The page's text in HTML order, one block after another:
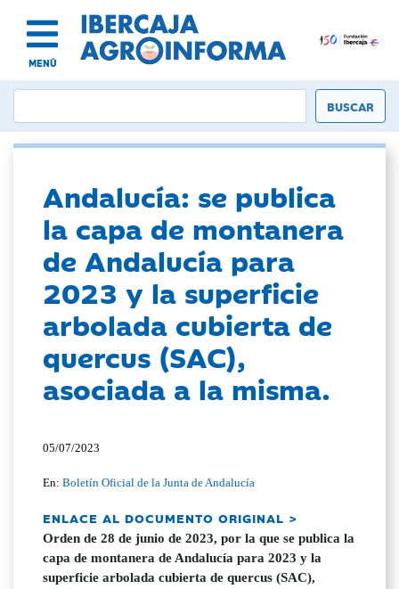
MENÚ
Andalucía: se publica
la capa de montanera
de Andalucía para
2023 y la superficie
arbolada cubierta de
quercus (SAC),
asociada a la misma.
05/07/2023
En:Boletín Oficial de la Junta de Andalucía
ENLACE AL DOCUMENTO ORIGINAL >
Orden de 28 de junio de 2023, por la que se publica la
capa de montanera de Andalucía para 2023 y la
superficie arbolada cubierta de quercus (SAC),